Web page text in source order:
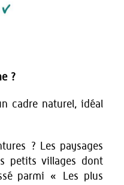
?
cadre naturel, idéal
? Les paysages
petits villages dont
parmi « Les plus